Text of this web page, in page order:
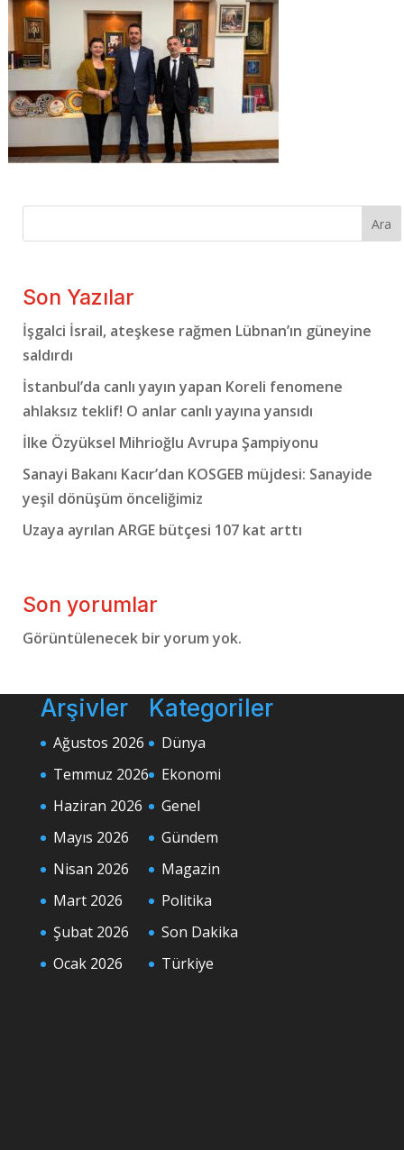
Ara
Son Yazılar
İşgalci İsrail, ateşkese rağmen Lübnan’ın güneyine
saldırdı
İstanbul’da canlı yayın yapan Koreli fenomene
ahlaksız teklif! O anlar canlı yayına yansıdı
İlke Özyüksel Mihrioğlu Avrupa Şampiyonu
Sanayi Bakanı Kacır’dan KOSGEB müjdesi: Sanayide
yeşil dönüşüm önceliğimiz
Uzaya ayrılan ARGE bütçesi 107 kat arttı
Son yorumlar
Görüntülenecek bir yorum yok.
Arşivler
Ağustos 2026
Temmuz 2026
Haziran 2026
Mayıs 2026
Nisan 2026
Mart 2026
Şubat 2026
Ocak 2026
Kategoriler
Dünya
Ekonomi
Genel
Gündem
Magazin
Politika
Son Dakika
Türkiye